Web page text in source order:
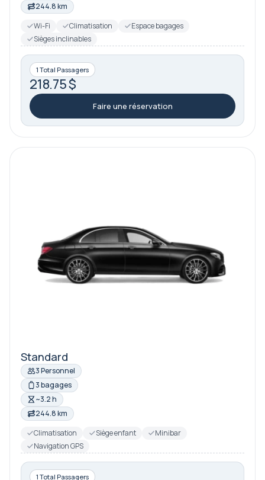
244.8 km
Wi-Fi
Climatisation
Espace bagages
Sièges inclinables
1 Total Passagers
218.75 $
Faire une réservation
Standard
3 Personnel
3 bagages
~3.2 h
244.8 km
Climatisation
Siège enfant
Minibar
Navigation GPS
1 Total Passagers